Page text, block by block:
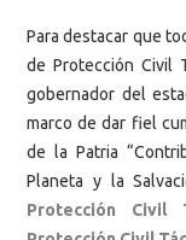
Para destacar que
de Protección Civil
gobernador del
marco de dar fiel
de la Patria
Planeta y la
Protección Civil